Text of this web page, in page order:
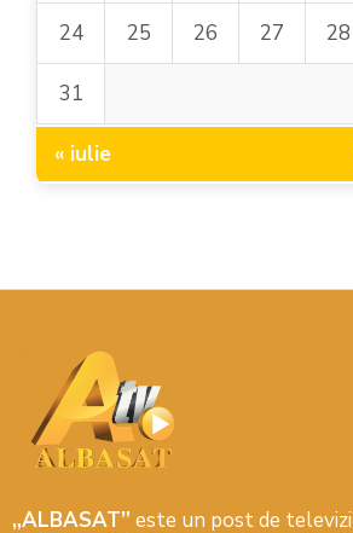
24 25 26 27 28
31
« iulie
„ALBASAT” este un post de